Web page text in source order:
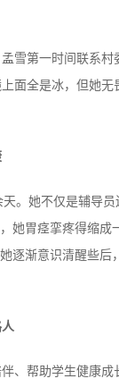
雪第一时间联系
面全是冰，但她
。她不仅是辅导
她胃痉挛疼得缩
逐渐意识清醒些
、帮助学生健康